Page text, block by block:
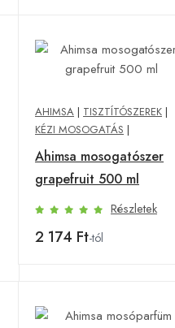
AHIMSA | TISZTÍTÓSZEREK |
KÉZI MOSOGATÁS |
Ahimsa mosogatószer
grapefruit 500 ml
Részletek
2 174 Ft-tól